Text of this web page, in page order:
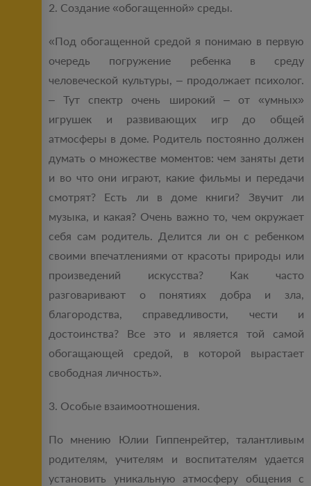
2. Создание «обогащенной» среды.
«Под обогащенной средой я понимаю в первую
очередь погружение ребенка в среду
человеческой культуры, – продолжает психолог.
– Тут спектр очень широкий – от «умных»
игрушек и развивающих игр до общей
атмосферы в доме. Родитель постоянно должен
думать о множестве моментов: чем заняты дети
и во что они играют, какие фильмы и передачи
смотрят? Есть ли в доме книги? Звучит ли
музыка, и какая? Очень важно то, чем окружает
себя сам родитель. Делится ли он с ребенком
своими впечатлениями от красоты природы или
произведений искусства? Как часто
разговаривают о понятиях добра и зла,
благородства, справедливости, чести и
достоинства? Все это и является той самой
обогащающей средой, в которой вырастает
свободная личность».
3. Особые взаимоотношения.
По мнению Юлии Гиппенрейтер, талантливым
родителям, учителям и воспитателям удается
установить уникальную атмосферу общения с